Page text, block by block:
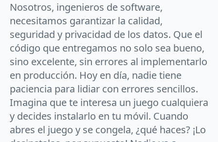
Nosotros, ingenieros de software,
necesitamos garantizar la calidad,
seguridad y privacidad de los datos. Que el
código que entregamos no solo sea bueno,
sino excelente, sin errores al implementarlo
en producción. Hoy en día, nadie tiene
paciencia para lidiar con errores sencillos.
Imagina que te interesa un juego cualquiera
y decides instalarlo en tu móvil. Cuando
abres el juego y se congela, ¿qué haces? ¡Lo